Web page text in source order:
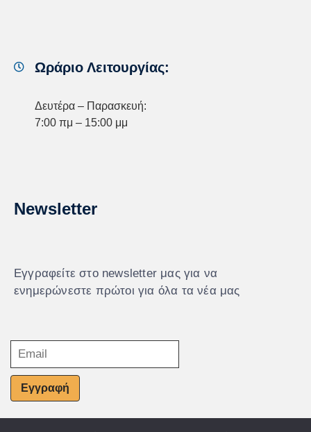
Ωράριο Λειτουργίας:
Δευτέρα – Παρασκευή:
7:00 πμ – 15:00 μμ
Newsletter
Εγγραφείτε στο newsletter μας για να
ενημερώνεστε πρώτοι για όλα τα νέα μας
Εγγραφή